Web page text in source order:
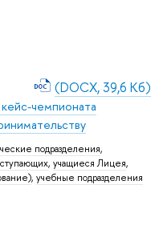
чемпионата
подразделения,
, учащиеся Лицея,
, учебные подразделения
(DOCX, 39,6 Кб)